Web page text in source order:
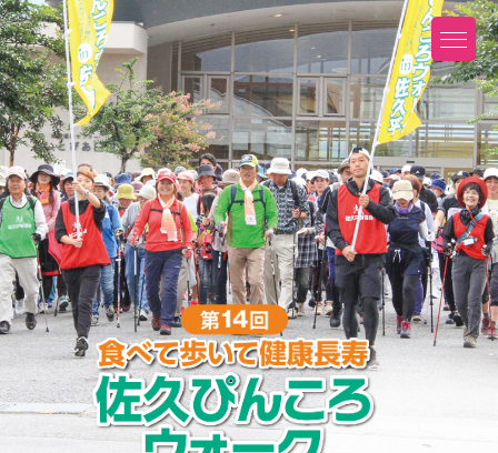
コ
ン
テ
ン
ツ
へ
ス
キ
ッ
プ